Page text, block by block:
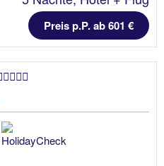
Preis p.P. ab 601 €